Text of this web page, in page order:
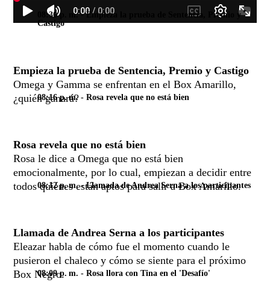
08:30 p. m.- Empieza la prueba de Sentencia, Premio y
Castigo
Empieza la prueba de Sentencia, Premio y Castigo
Omega y Gamma se enfrentan en el Box Amarillo,
¿quién ganará?
08:16 p. m.- Rosa revela que no está bien
Rosa revela que no está bien
Rosa le dice a Omega que no está bien
emocionalmente, por lo cual, empiezan a decidir entre
todos quiénes están aptos para salir a Box Amarillo.
08:12 p. m.- Llamada de Andrea Serna a los participantes
Llamada de Andrea Serna a los participantes
Eleazar habla de cómo fue el momento cuando le
pusieron el chaleco y cómo se siente para el próximo
Box Negro.
08:09 p. m. - Rosa llora con Tina en el 'Desafío'